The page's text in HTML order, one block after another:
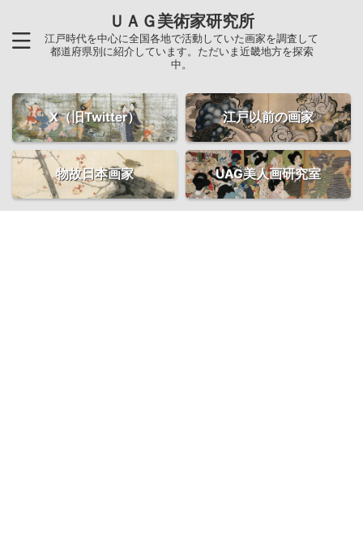
ＵＡＧ美術家研究所
江戸時代を中心に全国各地で活動していた画家を調査して
都道府県別に紹介しています。ただいま近畿地方を探索
中。
X（旧Twitter） 江戸以前の画家
物故日本画家 UAG美人画研究室